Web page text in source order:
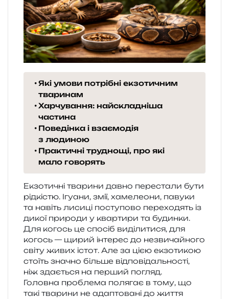
Які умови потрібні екзотичним
тваринам
Харчування: найскладніша
частина
Поведінка і взаємодія
з людиною
Практичні труднощі, про які
мало говорять
Екзотичні тва­ри­ни давно пере­ста­ли бути
рід­кі­стю. Ігуани, змії, хаме­ле­о­ни, паву­ки
та навіть лиси­ці посту­по­во пере­хо­дять із
дикої при­ро­ди у квар­ти­ри та будин­ки.
Для когось це спо­сіб виді­ли­ти­ся, для
когось — щирий інте­рес до незви­чай­но­го
світу живих істот. Але за цією екзо­ти­кою
сто­їть зна­чно біль­ше від­по­від­аль­но­сті,
ніж зда­є­ться на пер­ший погляд.
Головна про­бле­ма поля­гає в тому, що
такі тва­ри­ни не ада­пто­ва­ні до життя